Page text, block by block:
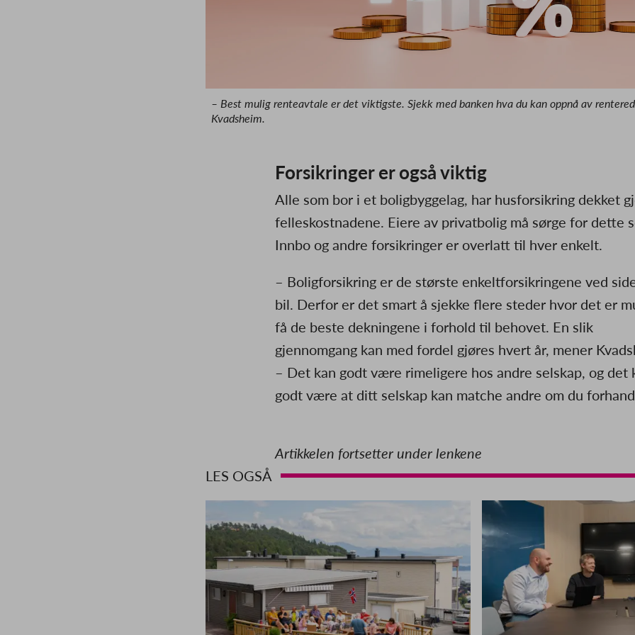
– Best mulig renteavtale er det viktigste. Sjekk med banken hva du kan oppnå av
Kvadsheim.
Forsikringer er også viktig
Alle som bor i et boligbyggelag, har husforsikring dekket
felleskostnadene. Eiere av privatbolig må sørge for dette
Innbo og andre forsikringer er overlatt til hver enkelt.
– Boligforsikring er de største enkeltforsikringene ved
bil. Derfor er det smart å sjekke flere steder hvor det er
få de beste dekningene i forhold til behovet. En slik
gjennomgang kan med fordel gjøres hvert år, mener
– Det kan godt være rimeligere hos andre selskap, og det
godt være at ditt selskap kan matche andre om du
Artikkelen fortsetter under lenkene
LES OGSÅ